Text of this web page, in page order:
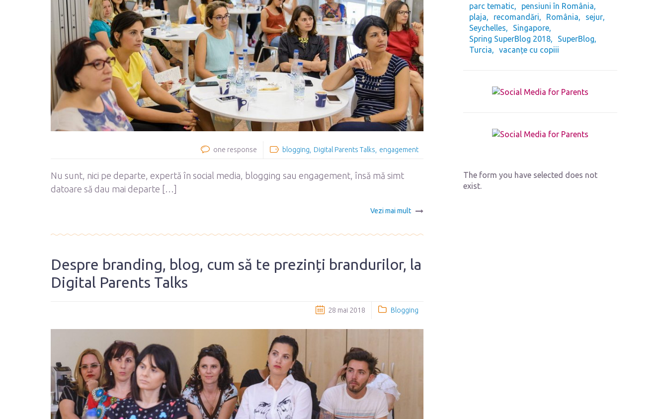
one response blogging Digital Parents Talks engagement
Nu sunt, nici pe departe, expertă în social media, blogging sau engagement, însă mă simt
datoare să dau mai departe […]
Vezi mai mult
Despre branding, blog, cum să te prezinți brandurilor, la
Digital Parents Talks
28 mai 2018 Blogging
parc tematic
pensiuni în România
plaja
recomandări România
sejur
Seychelles
Singapore
Spring SuperBlog 2018
SuperBlog
Turcia
vacanțe cu copiii
The form you have selected does not
exist.